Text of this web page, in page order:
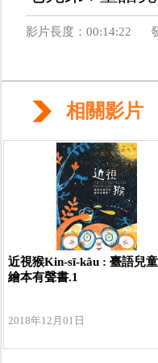
影片長度：00:14:22
相關影片
近視猴Kin-sī-kâu : 臺語兒
繪本有聲書.1
2018年12月01日